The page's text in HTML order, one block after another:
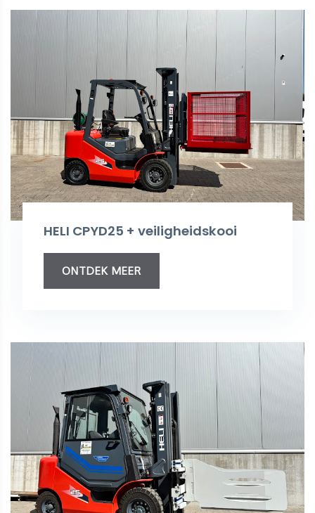
HELI CPYD25 + veiligheidskooi
ONTDEK MEER